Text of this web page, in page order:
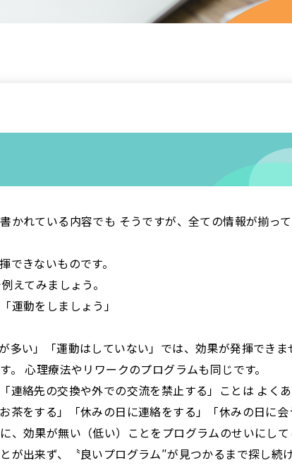
かれている内容でも そうですが、全ての情報が揃っ
できないものです。
えてみましょう。
運動をしましょう」
多い」「運動はしていない」では、効果が発揮できま
。 心理療法やリワークのプログラムも同じです。
連絡先の交換や外での交流を禁止する」ことは よくあ
茶をする」「休みの日に連絡をする」「休みの日に
、効果が無い（低い）ことをプログラムのせいにして
が出来ず、〝良いプログラム″が見つかるまで探し続